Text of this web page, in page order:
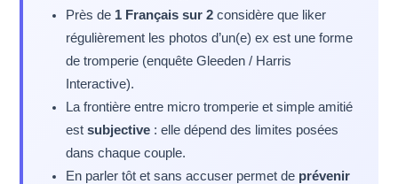
Près de 1 Français sur 2 considère que liker
régulièrement les photos d’un(e) ex est une forme
de tromperie (enquête Gleeden / Harris
Interactive).
La frontière entre micro tromperie et simple amitié
estsubjective : elle dépend des limites posées
dans chaque couple.
En parler tôt et sans accuser permet de prévenir